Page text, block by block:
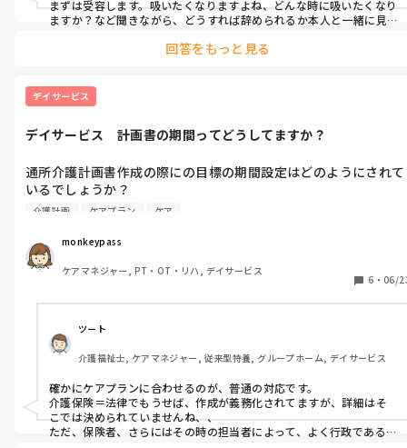
まずは受容します。吸いたくなりますよね、どんな時に吸いたくなり
ますか？など聞きながら、どうすれば辞められるか本人と一緒に見
こんな感じでやります。回答をもっと見る
デイサービス
デイサービス　計画書の期間ってどうしてますか？
通所介護計画書作成の際にの目標の期間設定はどのようにされて
いるでしょうか？
した。
しかし、先日「期間はケアプランに合わせてください」と指摘が
ありました。そうなると長期1年、短期6ヶ月ということになるの
でしょうか？
正解が分かりません。詳しい方、教えてほしいです。
介護計画 ケアプラン ケア
monkeypass
ケアマネジャー, PT・OT・リハ, デイサービス
6 ・ 06/
ツート
介護福祉士, ケアマネジャー, 従来型特養, グループホーム, デイサービス
確かにケアプランに合わせるのが、普通の対応です。
介護保険＝法律でもうせば、作成が義務化されてますが、詳細はそ
こでは決められていませんね、、
ただ、保険者、さらにはその時の担当者によって、よく行政である